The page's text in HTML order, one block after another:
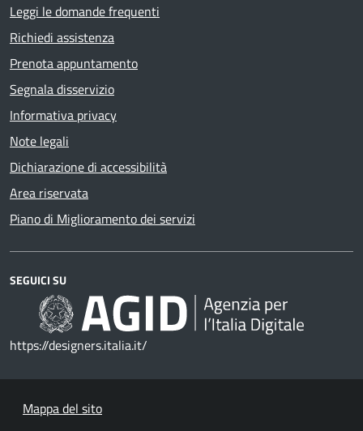
Leggi le domande frequenti
Richiedi assistenza
Prenota appuntamento
Segnala disservizio
Informativa privacy
Note legali
Dichiarazione di accessibilità
Area riservata
Piano di Miglioramento dei servizi
SEGUICI SU
https://designers.italia.it/
Mappa del sito